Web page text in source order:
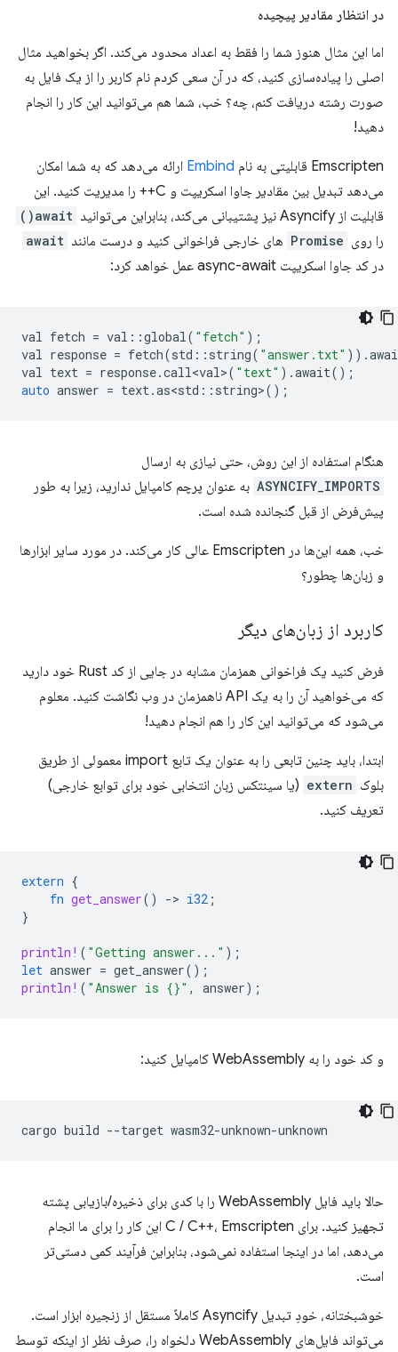
در انتظار مقادیر پیچیده
اما این مثال هنوز شما را فقط به اعداد محدود می‌کند. اگر بخواهید مثال
اصلی را پیاده‌سازی کنید، که در آن سعی کردم نام کاربر را از یک فایل به
صورت رشته دریافت کنم، چه؟ خب، شما هم می‌توانید این کار را انجام
دهید!
Emscripten قابلیتی به نام Embind ارائه می‌دهد که به شما امکان
می‌دهد تبدیل بین مقادیر جاوا اسکریپت و C++ را مدیریت کنید. این
قابلیت از Asyncify نیز پشتیبانی می‌کند، بنابراین می‌توانید
await()
را روی Promise های خارجی فراخوانی کنید و درست مانند await
در کد جاوا اسکریپت async-await عمل خواهد کرد:
val fetch = val ::global( "fetch" );
val response = fetch(std :: string( "answer.txt" )).
val text = response.call<val>( "text" ).await();
auto answer = text.as<std :: string>();
هنگام استفاده از این روش، حتی نیازی به ارسال
ASYNCIFY_IMPORTS به عنوان پرچم کامپایل ندارید، زیرا به طور
پیش‌فرض از قبل گنجانده شده است.
خب، همه این‌ها در Emscripten عالی کار می‌کند. در مورد سایر ابزارها
و زبان‌ها چطور؟
کاربرد از زبان‌های دیگر
فرض کنید یک فراخوانی همزمان مشابه در جایی از کد Rust خود دارید
که می‌خواهید آن را به یک API ناهمزمان در وب نگاشت کنید. معلوم
می‌شود که می‌توانید این کار را هم انجام دهید!
ابتدا، باید چنین تابعی را به عنوان یک تابع import معمولی از طریق
بلوک extern (یا سینتکس زبان انتخابی خود برای توابع خارجی)
تعریف کنید.
extern {
fn get_answer() -> i32 ;
}
println! ( "Getting answer..." );
let answer = get_answer();
println! ( "Answer is {}" , answer);
و کد خود را به WebAssembly کامپایل کنید:
cargo build --target
حالا باید فایل WebAssembly را با کدی برای ذخیره/بازیابی پشته
تجهیز کنید. برای C / C++، Emscripten این کار را برای ما انجام
می‌دهد، اما در اینجا استفاده نمی‌شود، بنابراین فرآیند کمی دستی‌تر
است.
خوشبختانه، خودِ تبدیل Asyncify کاملاً مستقل از زنجیره ابزار است.
می‌تواند فایل‌های WebAssembly دلخواه را، صرف نظر از اینکه توسط